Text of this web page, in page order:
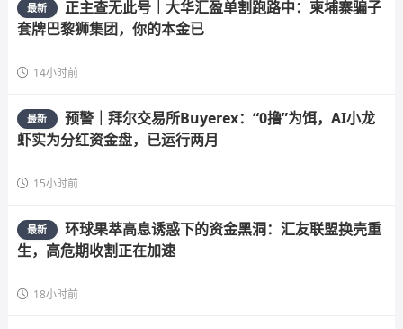
最新
正主查无此号｜大华汇盈单割跑路中：柬埔寨骗子
套牌巴黎狮集团，你的本金已
14小时前
最新
预警｜拜尔交易所Buyerex：“0撸”为饵，AI小龙
虾实为分红资金盘，已运行两月
15小时前
最新
环球果萃高息诱惑下的资金黑洞：汇友联盟换壳重
生，高危期收割正在加速
18小时前